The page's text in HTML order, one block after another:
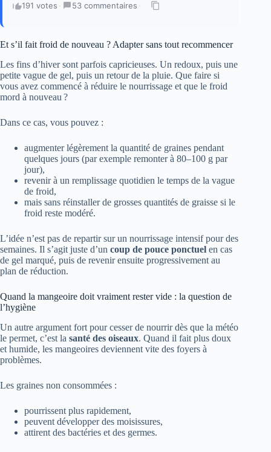
191 votes · 53 commentaires ·
Et s’il fait froid de nouveau ? Adapter sans tout recommencer
Les fins d’hiver sont parfois capricieuses. Un redoux, puis une
petite vague de gel, puis un retour de la pluie. Que faire si
vous avez commencé à réduire le nourrissage et que le froid
mord à nouveau ?
Dans ce cas, vous pouvez :
augmenter légèrement la quantité de graines pendant
quelques jours (par exemple remonter à 80–100 g par
jour),
revenir à un remplissage quotidien le temps de la vague
de froid,
mais sans réinstaller de grosses quantités de graisse si le
froid reste modéré.
L’idée n’est pas de repartir sur un nourrissage intensif pour des
semaines. Il s’agit juste d’un coup de pouce ponctuel en cas
de gel marqué, puis de revenir ensuite progressivement au
plan de réduction.
Quand la mangeoire doit vraiment rester vide : la question de
l’hygiène
Un autre argument fort pour cesser de nourrir dès que la météo
le permet, c’est la santé des oiseaux. Quand il fait plus doux
et humide, les mangeoires deviennent vite des foyers à
problèmes.
Les graines non consommées :
pourrissent plus rapidement,
peuvent développer des moisissures,
attirent des bactéries et des germes.